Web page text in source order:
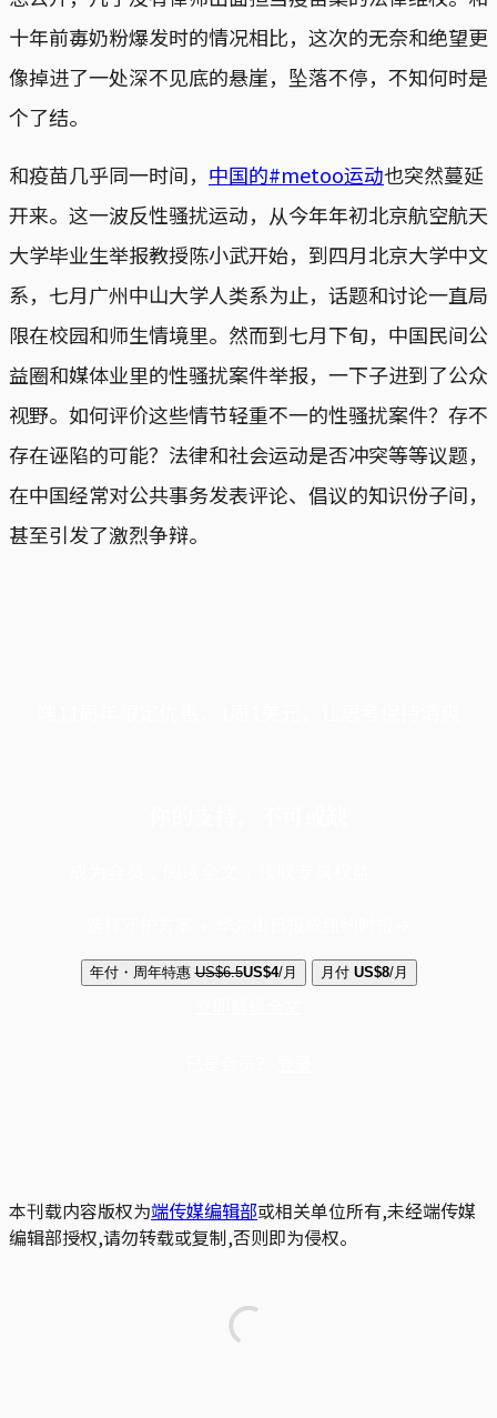
十年前毐奶粉爆发时的情况相比，这次的无奈和绝望更
像掉进了一处深不见底的悬崖，坠落不停，不知何时是
个了结。
和疫苗几乎同一时间， 中国的#metoo运动也突然蔓延
开来。这一波反性骚扰运动，从今年年初北京航空航天
大学毕业生举报教授陈小武开始，到四月北京大学中文
系，七月广州中山大学人类系为止，话题和讨论一直局
限在校园和师生情境里。然而到七月下旬，中国民间公
益圈和媒体业里的性骚扰案件举报，一下子进到了公众
视野。如何评价这些情节轻重不一的性骚扰案件？存不
存在诬陷的可能？法律和社会运动是否冲突等等议题，
在中国经常对公共事务发表评论、倡议的知识份子间，
甚至引发了激烈争辩。
年付・周年特惠 US$6.5US$4/月 月付 US$8/月
本刊载内容版权为端传媒编辑部或相关单位所有,未经端传媒
编辑部授权,请勿转载或复制,否则即为侵权。